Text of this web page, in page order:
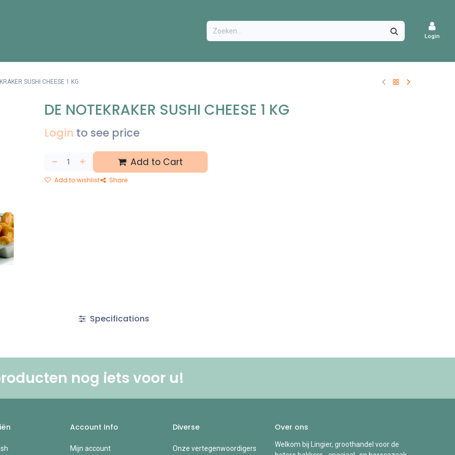
VACATURES
Login
SUSHI CHEESE 1 KG
DE NOTEKRAKER SUSHI CHEESE 1 KG
Login to see price
Add to Cart
Add to wishlist Share
Specifications
nog iets voor u!
Account Info
Mijn account
Diverse
Onze vertegenwoordigers
Over ons
Welkom bij Lingier, groothandel voor de